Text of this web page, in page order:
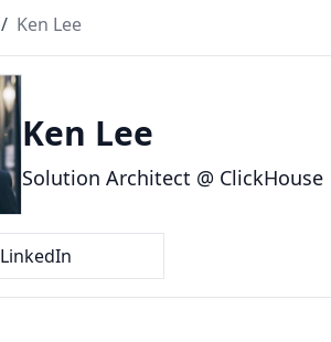
/ Ken Lee
Ken Lee
Solution Architect @ ClickHouse
LinkedIn